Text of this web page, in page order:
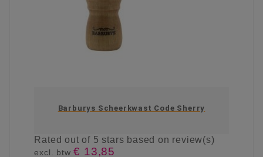
Barburys Scheerkwast Code Sherry
Ratedout of 5 stars based on review(s)
excl. btw€ 13,85